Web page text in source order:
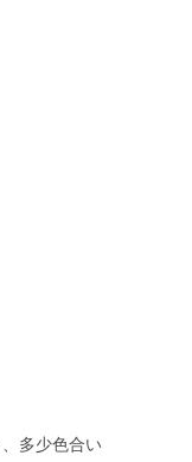
多少色合い